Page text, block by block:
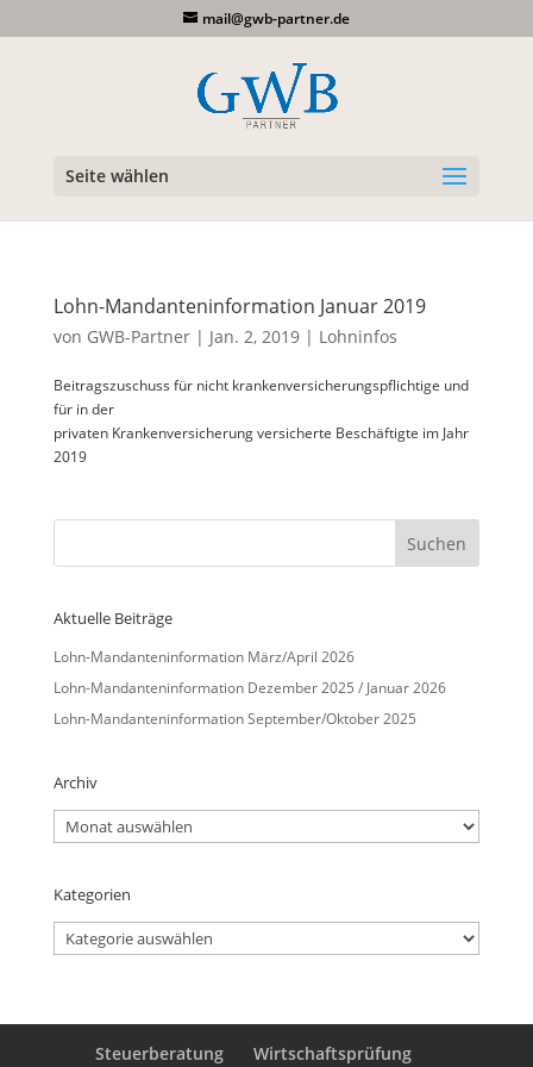
mail@gwb-partner.de
Seite wählen
Lohn-Mandanteninformation Januar 2019
von GWB-Partner| Jan. 2, 2019| Lohninfos
Beitragszuschuss für nicht krankenversicherungspflichtige und
für in der
privaten Krankenversicherung versicherte Beschäftigte im Jahr
2019
Aktuelle Beiträge
Lohn-Mandanteninformation März/April 2026
Lohn-Mandanteninformation Dezember 2025 / Januar 2026
Lohn-Mandanteninformation September/Oktober 2025
Archiv
Archiv
Kategorien
Kategorien
Steuerberatung Wirtschaftsprüfung